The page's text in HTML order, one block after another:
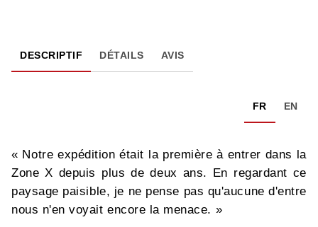
DESCRIPTIF DÉTAILS AVIS
FR EN
« Notre expédition était la première à entrer dans la
Zone X depuis plus de deux ans. En regardant ce
paysage paisible, je ne pense pas qu'aucune d'entre
nous n'en voyait encore la menace. »